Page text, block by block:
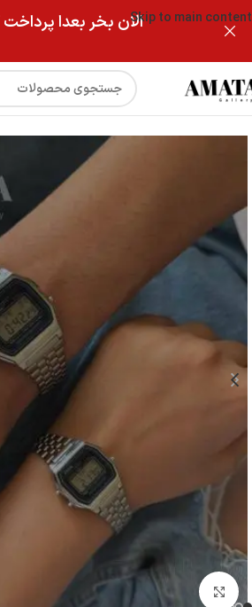
Skip to main contentالان بخر بعدا
فروشگاه ساعت کاسیو استیل با حک دلخواه
بزرگنمایی تصویر